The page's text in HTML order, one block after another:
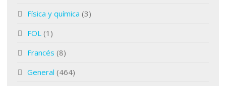
Física y química (3)
FOL (1)
Francés (8)
General (464)